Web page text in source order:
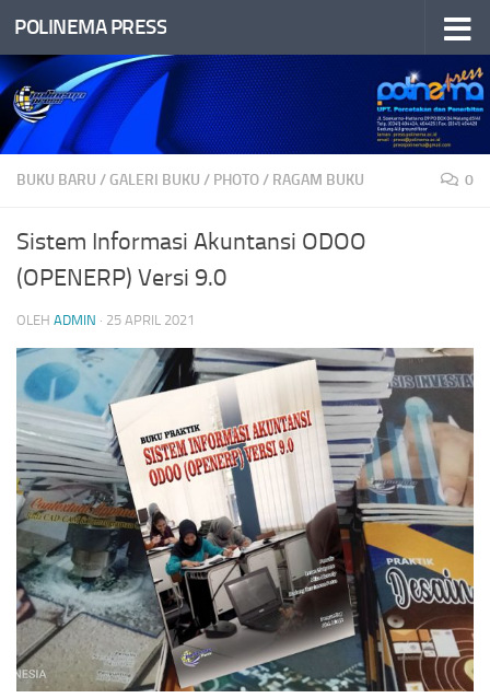
Skip to content
POLINEMA PRESS
BUKU BARU / GALERI BUKU / PHOTO/ RAGAM BUKU 0
Sistem Informasi Akuntansi ODOO
(OPENERP) Versi 9.0
OLEH ADMIN · 25 APRIL 2021